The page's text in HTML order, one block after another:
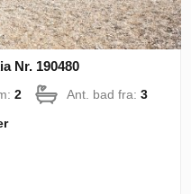
Nr. 190480
2 Ant. bad fra:3